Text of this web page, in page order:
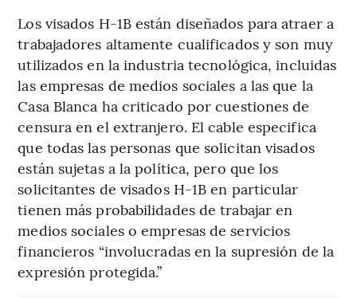
Los visados H-1B están diseñados para atraer a
trabajadores altamente cualificados y son muy
utilizados en la industria tecnológica, incluidas
las empresas de medios sociales a las que la
Casa Blanca ha criticado por cuestiones de
censura en el extranjero. El cable especifica
que todas las personas que solicitan visados
están sujetas a la política, pero que los
solicitantes de visados H-1B en particular
tienen más probabilidades de trabajar en
medios sociales o empresas de servicios
financieros “involucradas en la supresión de la
expresión protegida.”